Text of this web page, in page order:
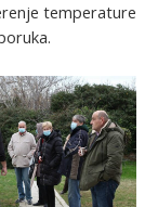
temperature